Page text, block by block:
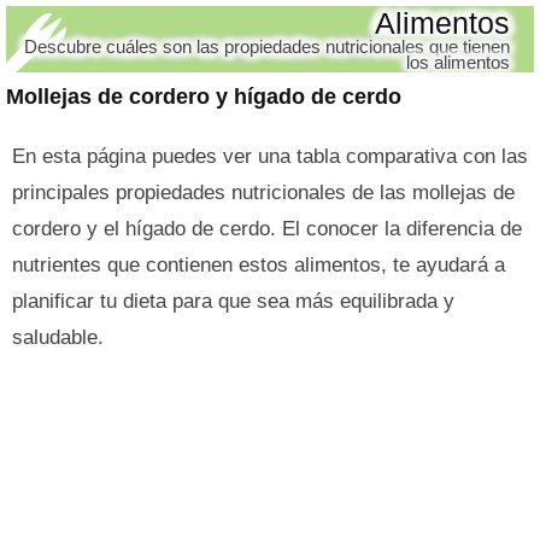
Mollejas de cordero y hígado de cerdo
Alimentos
Descubre cuáles son las propiedades nutricionales que tienen
los alimentos
En esta página puedes ver una tabla comparativa con las
principales propiedades nutricionales de las mollejas de
cordero y el hígado de cerdo. El conocer la diferencia de
nutrientes que contienen estos alimentos, te ayudará a
planificar tu dieta para que sea más equilibrada y
saludable.